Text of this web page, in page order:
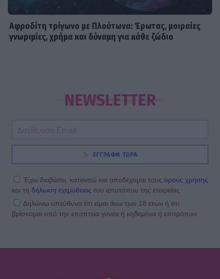
Αφροδίτη τρίγωνο με Πλούτωνα: Έρωτας, μοιραίες
γνωριμίες, χρήμα και δύναμη για κάθε ζώδιο
NEWSLETTER
ΕΓΓΡΑΦΗ ΤΩΡΑ
Έχω διαβάσει, κατανοώ και αποδέχομαι τους όρους χρήσης
και τη δήλωση εχεμύθειας του ιστοτόπου της εταιρείας
Δηλώνω υπεύθυνα ότι είμαι άνω των 18 ετών ή ότι
βρίσκομαι υπό την εποπτεία γονέα ή κηδεμόνα ή επιτρόπου